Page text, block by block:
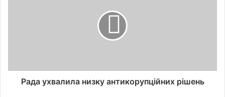
Рада ухвалила низку антикорупційних рішень